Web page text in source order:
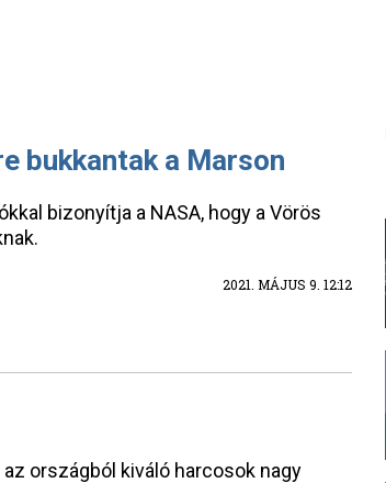
bukkantak a Marson
bizonyítja a NASA, hogy a Vörös
2021. MÁJUS 9. 12:12
országból kiváló harcosok nagy